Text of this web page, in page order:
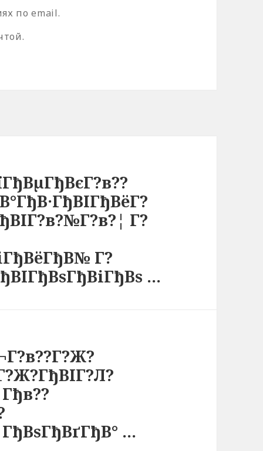
по email.
Г?
Г?
…
…